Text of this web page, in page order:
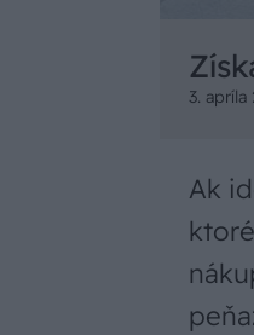
3. apríla
Ak